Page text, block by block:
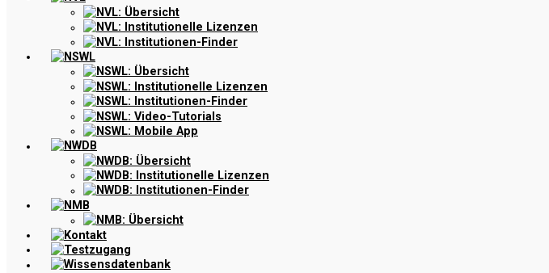
NVL: Übersicht
NVL: Institutionelle Lizenzen
NVL: Institutionen-Finder
NSWL
NSWL: Übersicht
NSWL: Institutionelle Lizenzen
NSWL: Institutionen-Finder
NSWL: Video-Tutorials
NSWL: Mobile App
NWDB
NWDB: Übersicht
NWDB: Institutionelle Lizenzen
NWDB: Institutionen-Finder
NMB
NMB: Übersicht
Kontakt
Testzugang
Wissensdatenbank